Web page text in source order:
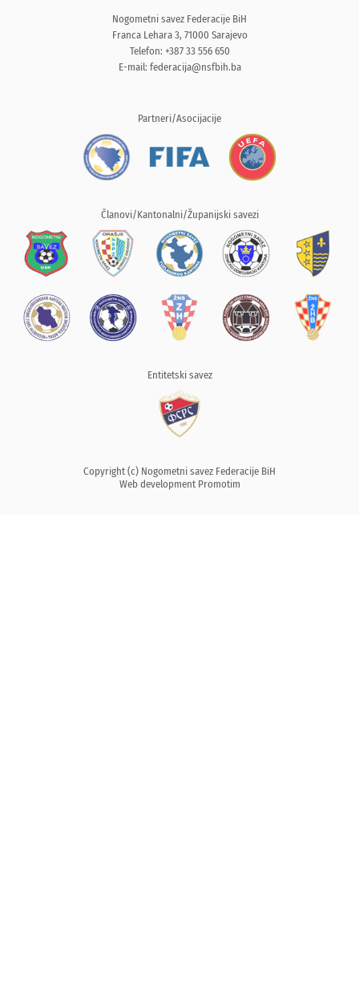
Nogometni savez Federacije BiH
Franca Lehara 3, 71000 Sarajevo
Telefon: +387 33 556 650
E-mail: federacija@nsfbih.ba
Partneri/Asocijacije
Članovi/Kantonalni/Županijski savezi
Entitetski savez
Copyright (c) Nogometni savez Federacije BiH
Web development Promotim